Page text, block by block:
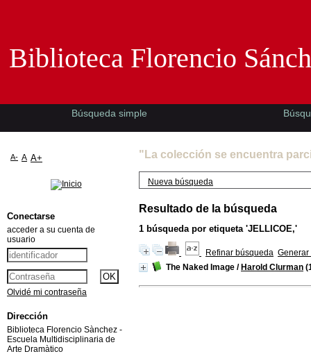
"La colección se encuentra
Nueva búsqueda
Resultado de la búsqueda
1 búsqueda por etiqueta 'JELLICOE,'
Refinar búsqueda Generar
The Naked Image / Harold Clurman
Biblioteca Florencio
Búsqueda simple
A- A A+
Conectarse
acceder a su cuenta de
usuario
Olvidé mi contraseña
Dirección
Biblioteca Florencio Sànchez -
Escuela Multidisciplinaria de
Arte Dramàtico